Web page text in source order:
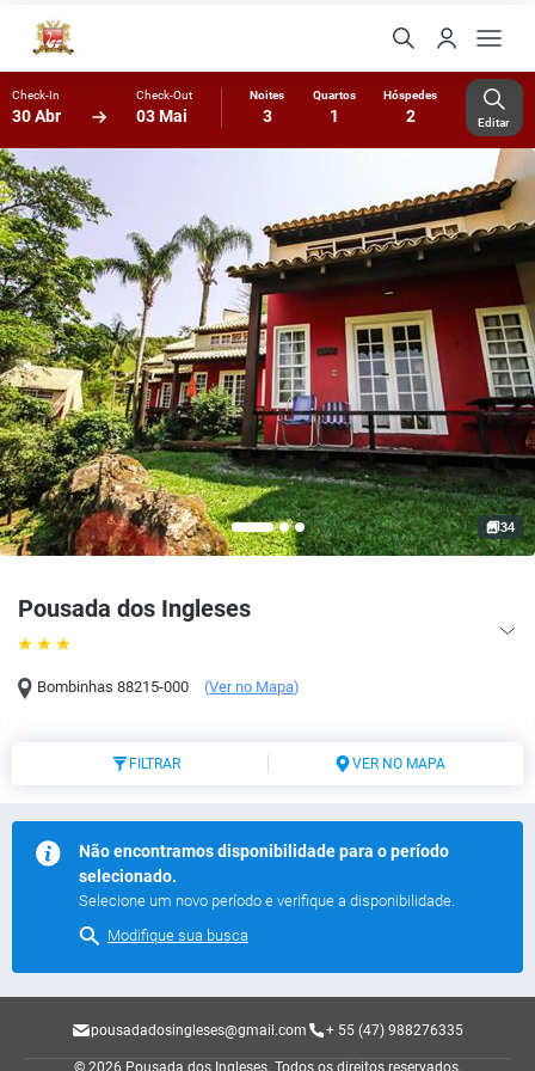
Check-In
30 Abr
Check-Out
03 Mai
Noites
3
Quartos
1
Hóspedes
2 Editar
Pousada dos Ingleses
Bombinhas 88215-000 (Ver no Mapa)
34
FILTRAR VER NO MAPA
Não encontramos disponibilidade para o período
selecionado.
Selecione um novo período e verifique a disponibilidade.
Modifique sua busca
pousadadosingleses@gmail.com + 55 (47) 988276335
© 2026 Pousada dos Ingleses. Todos os direitos reservados.